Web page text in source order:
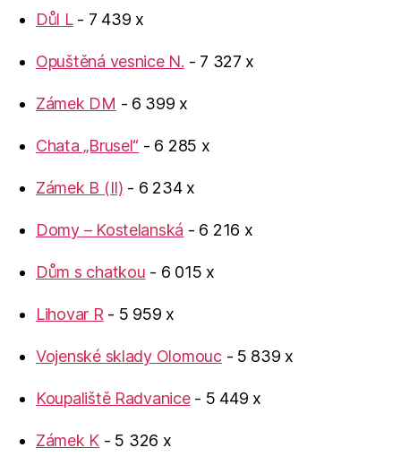
Důl L- 7 439 x
Opuštěná vesnice N. - 7 327 x
Zámek DM - 6 399 x
Chata „Brusel“ - 6 285 x
Zámek B (II) - 6 234 x
Domy – Kostelanská - 6 216 x
Dům s chatkou - 6 015 x
Lihovar R - 5 959 x
Vojenské sklady Olomouc- 5 839 x
Koupaliště Radvanice- 5 449 x
Zámek K - 5 326 x